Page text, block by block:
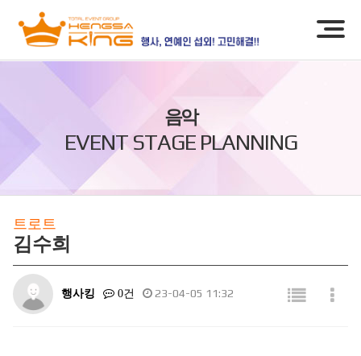
음악
EVENT STAGE PLANNING
트로트
김수희
행사킹 0건 23-04-05 11:32